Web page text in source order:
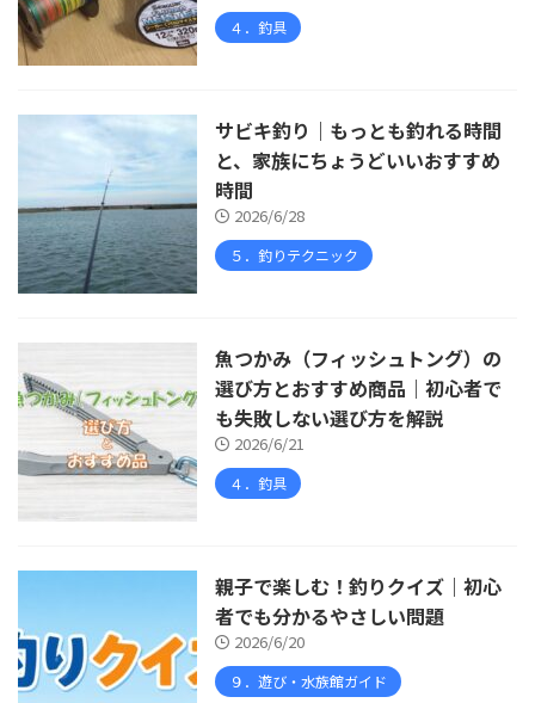
４．釣具
サビキ釣り｜もっとも釣れる時間
と、家族にちょうどいいおすすめ
時間
2026/6/28
５．釣りテクニック
魚つかみ（フィッシュトング）の
選び方とおすすめ商品｜初心者で
も失敗しない選び方を解説
2026/6/21
４．釣具
親子で楽しむ！釣りクイズ｜初心
者でも分かるやさしい問題
2026/6/20
９．遊び・水族館ガイド